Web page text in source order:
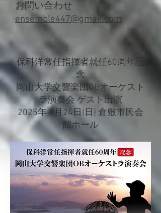
​お問い合わせ
ensemble447@gmail.com
保科洋常任指揮者就任60周年記
念
岡山大学交響楽団OBオーケスト
ラ演奏会 ゲスト出演
2025年 8月24日(日) 倉敷市民会
館ホール